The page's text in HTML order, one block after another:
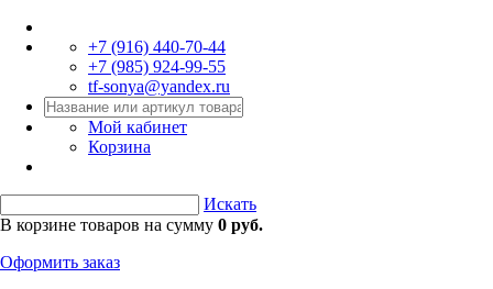
+7 (916) 440-70-44
+7 (985) 924-99-55
tf-sonya@yandex.ru
Мой кабинет
Корзина
Искать
В корзине товаров на сумму 0 руб.
Оформить заказ